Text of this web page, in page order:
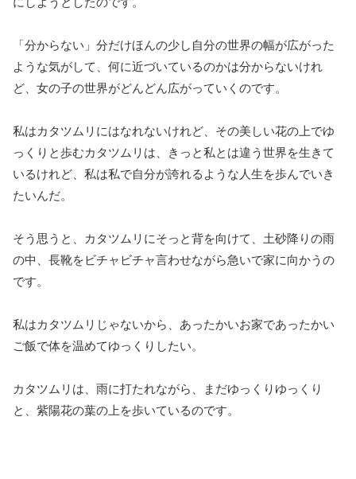
「分からない」分だけほんの少し自分の世界の幅が広がった
ような気がして、何に近づいているのかは分からないけれ
ど、女の子の世界がどんどん広がっていくのです。
私はカタツムリにはなれないけれど、その美しい花の上でゆ
っくりと歩むカタツムリは、きっと私とは違う世界を生きて
いるけれど、私は私で自分が誇れるような人生を歩んでいき
たいんだ。
そう思うと、カタツムリにそっと背を向けて、土砂降りの雨
の中、長靴をビチャビチャ言わせながら急いで家に向かうの
です。
私はカタツムリじゃないから、あったかいお家であったかい
ご飯で体を温めてゆっくりしたい。
カタツムリは、雨に打たれながら、まだゆっくりゆっくり
と、紫陽花の葉の上を歩いているのです。